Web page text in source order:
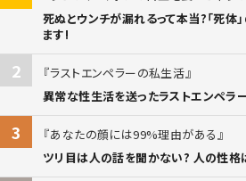
死ぬとウンチが漏れるって本当?「死体
ます!
2
ラストエンペラーの私生活
異常な性生活を送ったラストエンペラ
3
あなたの顔には99%理由がある
ツリ目は人の話を聞かない? 人の性格